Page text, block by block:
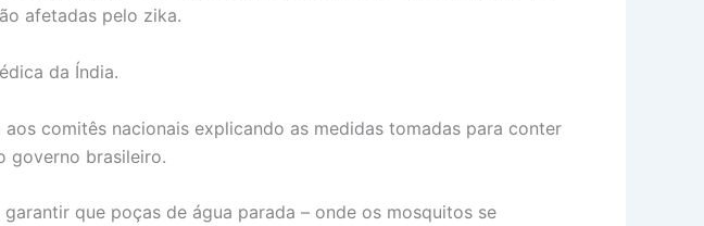
afetadas pelo zika.
da Índia.
comitês nacionais explicando as medidas tomadas para conter
governo brasileiro.
que poças de água parada – onde os mosquitos se